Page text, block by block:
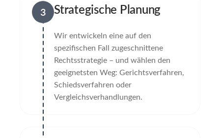
3 Strategische Planung
Wir entwickeln eine auf den
spezifischen Fall zugeschnittene
Rechtsstrategie – und wählen den
geeignetsten Weg: Gerichtsverfahren,
Schiedsverfahren oder
Vergleichsverhandlungen.